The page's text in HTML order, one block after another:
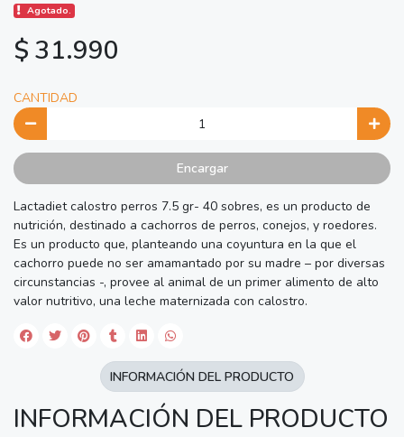
Agotado.
$ 31.990
CANTIDAD
Encargar
Lactadiet calostro perros 7.5 gr- 40 sobres, es un producto de
nutrición, destinado a cachorros de perros, conejos, y roedores.
Es un producto que, planteando una coyuntura en la que el
cachorro puede no ser amamantado por su madre – por diversas
circunstancias -, provee al animal de un primer alimento de alto
valor nutritivo, una leche maternizada con calostro.
INFORMACIÓN DEL PRODUCTO
INFORMACIÓN DEL PRODUCTO